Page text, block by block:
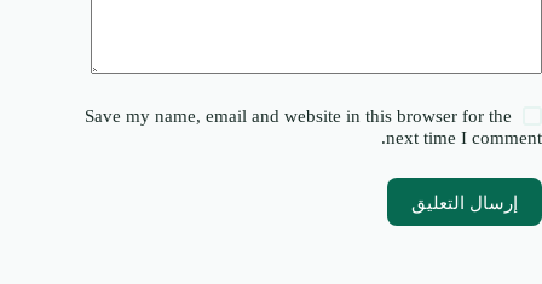
Save my name, email and website in this browser for the
next time I comment.
إرسال التعليق